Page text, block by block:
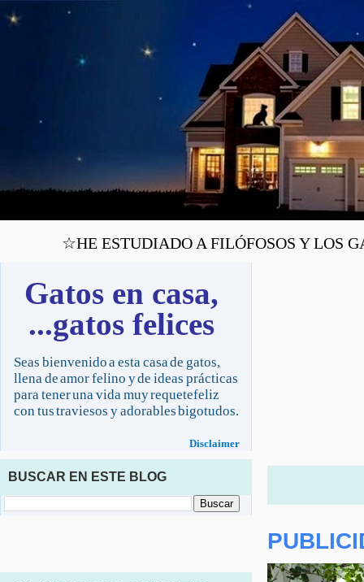
☆HE ESTUDIADO A FILÓFOSOS Y LOS
Gatos en casa,
...gatos felices
Seas bienvenido a esta casa de gatos,
llena de amor felino y de ideas prácticas
para tener una vida muy requetefeliz
con tus traviesos y adorables bigotudos.
Disclaimer
BUSCAR EN ESTE BLOG